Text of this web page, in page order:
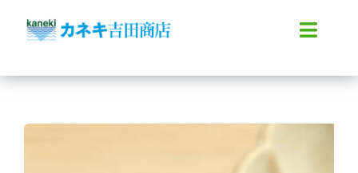
content
ホーム
会社概要